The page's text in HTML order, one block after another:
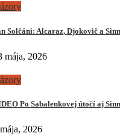
Solčáni: Alcaraz, Djokovič a
mája, 2026
Po Sabalenkovej útočí aj
2026